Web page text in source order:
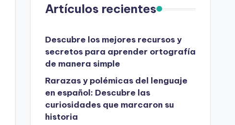
Artículos recientes
Descubre los mejores recursos y
secretos para aprender ortografía
de manera simple
Rarazas y polémicas del lenguaje
en español: Descubre las
curiosidades que marcaron su
historia